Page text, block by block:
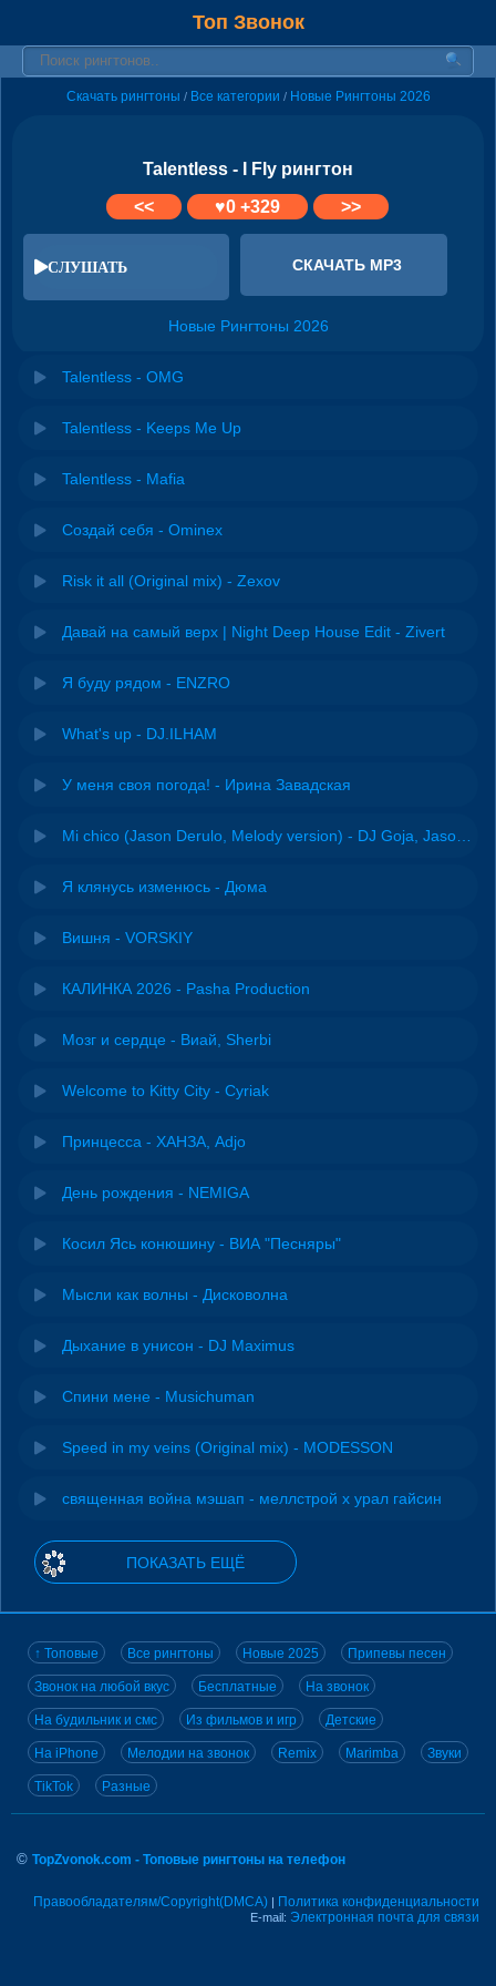
Топ Звонок
Скачать рингтоны / Все категории / Новые Рингтоны 2026
Talentless - I Fly рингтон
<<
♥0+329 >>
СЛУШАТЬ СКАЧАТЬ MP3
Новые Рингтоны 2026
Talentless - OMG
Talentless - Keeps Me Up
Talentless - Mafia
Создай себя - Ominex
Risk it all (Original mix) - Zexov
Давай на самый верх | Night Deep House Edit - Zivert
Я буду рядом - ENZRO
What's up - DJ.ILHAM
У меня своя погода! - Ирина Завадская
Я клянусь изменюсь - Дюма
Вишня - VORSKIY
КАЛИНКА 2026 - Pasha Production
Мозг и сердце - Виай, Sherbi
Welcome to Kitty City - Cyriak
Принцесса - ХАНЗА, Adjo
День рождения - NEMIGA
Косил Ясь конюшину - ВИА "Песняры"
Мысли как волны - Дисковолна
Дыхание в унисон - DJ Maximus
Спини мене - Musichuman
Speed in my veins (Original mix) - MODESSON
священная война мэшап - меллстрой х урал гайсин
ПОКАЗАТЬ ЕЩЁ
↑ Топовые Все рингтоны Новые 2025 Припевы песен
Звонок на любой вкус Бесплатные На звонок
На будильник и смс Из фильмов и игр Детские
На iPhone Мелодии на звонок Remix Marimba Звуки
TikTok Разные
© TopZvonok.com - Топовые рингтоны на телефон
Правообладателям/Copyright(DMCA) | Политика конфиденциальности
E-mail: Электронная почта для связи